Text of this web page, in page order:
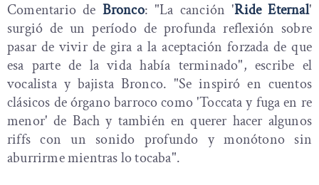
Comentario de Bronco: "La canción 'Ride Eternal'
surgió de un período de profunda reflexión sobre
pasar de vivir de gira a la aceptación forzada de que
esa parte de la vida había terminado", escribe el
vocalista y bajista Bronco. "Se inspiró en cuentos
clásicos de órgano barroco como 'Toccata y fuga en re
menor' de Bach y también en querer hacer algunos
riffs con un sonido profundo y monótono sin
aburrirme mientras lo tocaba".